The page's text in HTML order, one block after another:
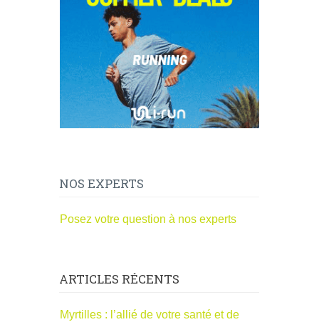
NOS EXPERTS
Posez votre question à nos experts
ARTICLES RÉCENTS
Myrtilles : l’allié de votre santé et de